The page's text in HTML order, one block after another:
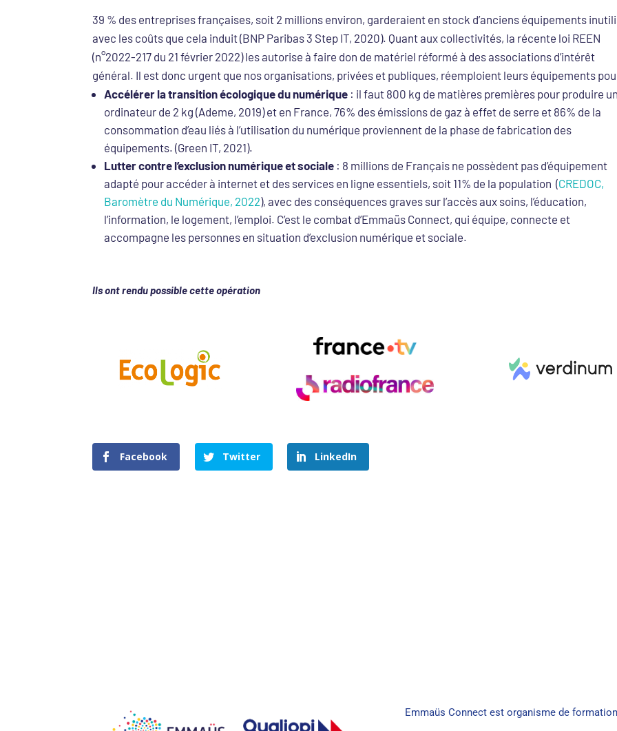
39 % des entreprises françaises, soit 2 millions environ, garderaient en stock d’anciens équipements
avec les coûts que cela induit (BNP Paribas 3 Step IT, 2020). Quant aux collectivités, la récente loi REEN
(n°2022-217 du 21 février 2022) les autorise à faire don de matériel réformé à des associations d’intérêt
général. Il est donc urgent que nos organisations, privées et publiques, réemploient leurs équipements
Accélérer la transition écologique du numérique : il faut 800 kg de matières premières pour produire un
ordinateur de 2 kg (Ademe, 2019) et en France, 76% des émissions de gaz à effet de serre et 86% de la
consommation d’eau liés à l’utilisation du numérique proviennent de la phase de fabrication des
équipements. (Green IT, 2021).
Lutter contre l’exclusion numérique et sociale : 8 millions de Français ne possèdent pas d’équipement
adapté pour accéder à internet et des services en ligne essentiels, soit 11% de la population (CREDOC,
Baromètre du Numérique, 2022), avec des conséquences graves sur l’accès aux soins, l’éducation,
l’information, le logement, l’emploi. C’est le combat d’Emmaüs Connect, qui équipe, connecte et
accompagne les personnes en situation d’exclusion numérique et sociale.
Ils ont rendu possible cette opération
Facebook Twitter LinkedIn
Emmaüs Connect est organisme de